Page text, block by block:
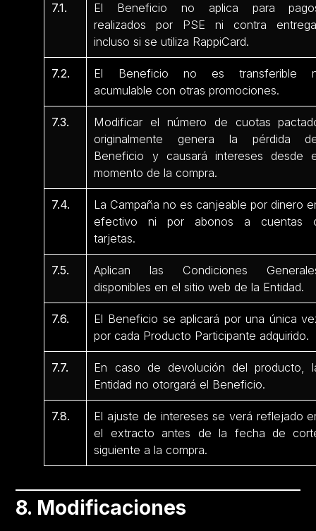
7.1.
El Beneficio no aplica para
realizados por PSE ni contra
incluso si se utiliza RappiCard.
7.2.
El Beneficio no es transferible
acumulable con otras promociones.
7.3.
Modificar el número de cuotas
originalmente genera la pérdida
Beneficio y causará intereses desde
momento de la compra.
7.4.
La Campaña no es canjeable por dinero
efectivo ni por abonos a cuentas
tarjetas.
7.5.
Aplican las Condiciones
disponibles en el sitio web de la Entidad.
7.6.
El Beneficio se aplicará por una única
por cada Producto Participante adquirido.
7.7.
En caso de devolución del producto,
Entidad no otorgará el Beneficio.
7.8.
El ajuste de intereses se verá reflejado
el extracto antes de la fecha de
siguiente a la compra.
8. Modificaciones